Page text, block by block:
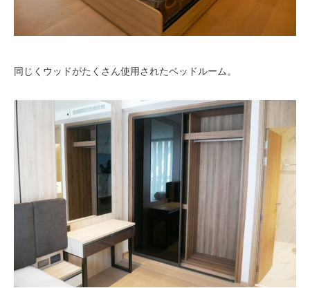
同じくウッドがたくさん使用されたベッドルーム。